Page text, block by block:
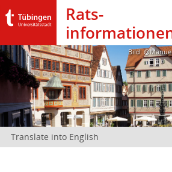
Rats­
Bild:
Translate into English